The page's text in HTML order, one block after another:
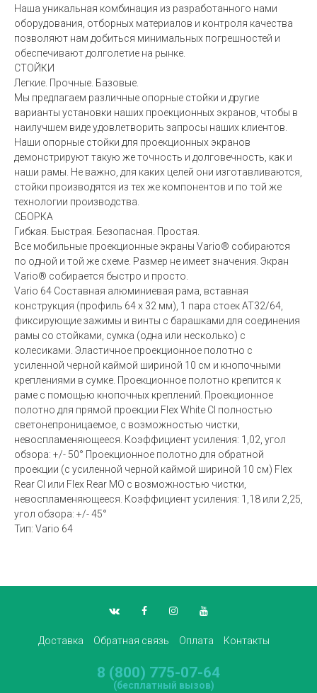
Наша уникальная комбинация из разработанного нами
оборудования, отборных материалов и контроля качества
позволяют нам добиться минимальных погрешностей и
обеспечивают долголетие на рынке.
СТОЙКИ
Легкие. Прочные. Базовые.
Мы предлагаем различные опорные стойки и другие
варианты установки наших проекционных экранов, чтобы в
наилучшем виде удовлетворить запросы наших клиентов.
Наши опорные стойки для проекционных экранов
демонстрируют такую же точность и долговечность, как и
наши рамы. Не важно, для каких целей они изготавливаются,
стойки производятся из тех же компонентов и по той же
технологии производства.
СБОРКА
Гибкая. Быстрая. Безопасная. Простая.
Все мобильные проекционные экраны Vario® собираются
по одной и той же схеме. Размер не имеет значения. Экран
Vario® собирается быстро и просто.
Vario 64 Составная алюминиевая рама, вставная
конструкция (профиль 64 x 32 мм), 1 пара стоек AT32/64,
фиксирующие зажимы и винты с барашками для соединения
рамы со стойками, сумка (одна или несколько) с
колесиками. Эластичное проекционное полотно с
усиленной черной каймой шириной 10 см и кнопочными
креплениями в сумке. Проекционное полотно крепится к
раме с помощью кнопочных креплений. Проекционное
полотно для прямой проекции Flex White CI полностью
светонепроницаемое, с возможностью чистки,
невоспламеняющееся. Коэффициент усиления: 1,02, угол
обзора: +/- 50° Проекционное полотно для обратной
проекции (с усиленной черной каймой шириной 10 см) Flex
Rear CI или Flex Rear MO с возможностью чистки,
невоспламеняющееся. Коэффициент усиления: 1,18 или 2,25,
угол обзора: +/- 45°
Тип: Vario 64
Доставка Обратная связь Оплата Контакты
8 (800) 775-07-64
(бесплатный вызов)